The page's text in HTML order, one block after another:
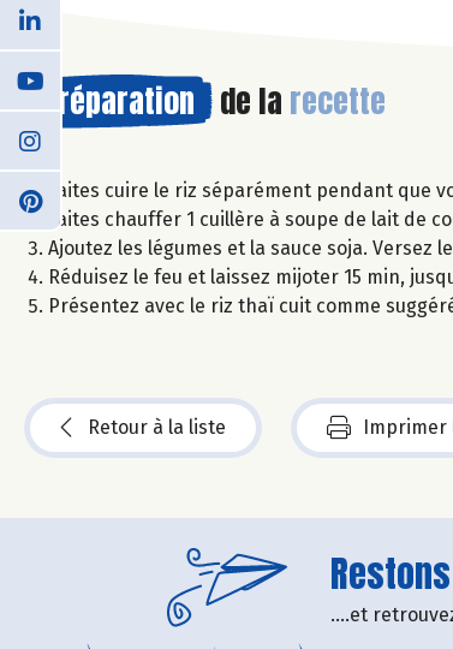
Préparation de la recette
Faites cuire le riz séparément pendant que
Faites chauffer 1 cuillère à soupe de lait de
Ajoutez les légumes et la sauce soja.
Réduisez le feu et laissez mijoter 15 min,
Présentez avec le riz thaï cuit comme
Retour à la liste Imprimer
....et